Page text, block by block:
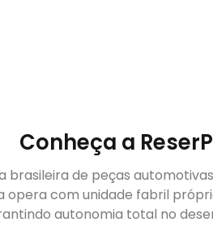
Conheça a
de peças
opera com unidade fabril
autonomia total no